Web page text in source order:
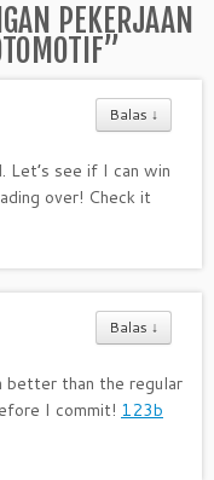
PEKERJAAN
”
Balas ↓
Let’s see if I can win
over! Check it
Balas ↓
better than the regular
I commit! 123b